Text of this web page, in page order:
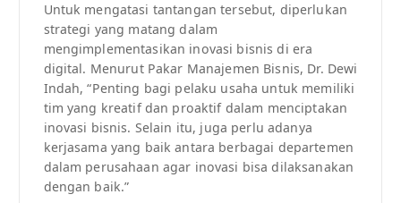
Untuk mengatasi tantangan tersebut, diperlukan
strategi yang matang dalam
mengimplementasikan inovasi bisnis di era
digital. Menurut Pakar Manajemen Bisnis, Dr. Dewi
Indah, “Penting bagi pelaku usaha untuk memiliki
tim yang kreatif dan proaktif dalam menciptakan
inovasi bisnis. Selain itu, juga perlu adanya
kerjasama yang baik antara berbagai departemen
dalam perusahaan agar inovasi bisa dilaksanakan
dengan baik.”